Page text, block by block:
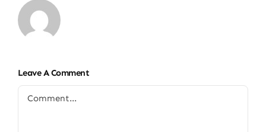
Leave A Comment
Comment